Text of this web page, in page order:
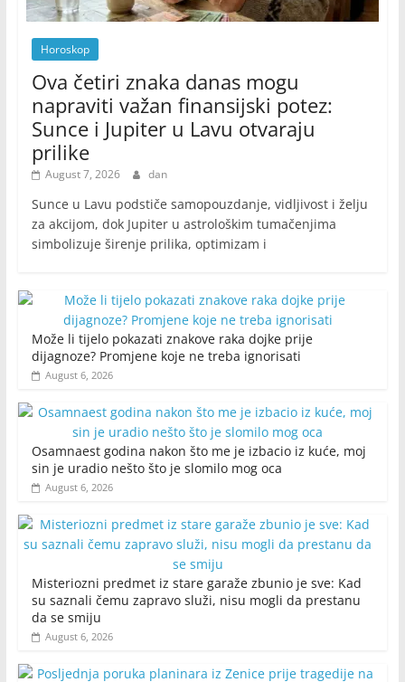
Horoskop
Ova četiri znaka danas mogu
napraviti važan finansijski potez:
Sunce i Jupiter u Lavu otvaraju
prilike
August 7, 2026 dan
Sunce u Lavu podstiče samopouzdanje, vidljivost i želju
za akcijom, dok Jupiter u astrološkim tumačenjima
simbolizuje širenje prilika, optimizam i
Može li tijelo pokazati znakove raka dojke prije
dijagnoze? Promjene koje ne treba ignorisati
August 6, 2026
Osamnaest godina nakon što me je izbacio iz kuće, moj
sin je uradio nešto što je slomilo mog oca
August 6, 2026
Misteriozni predmet iz stare garaže zbunio je sve: Kad
su saznali čemu zapravo služi, nisu mogli da prestanu
da se smiju
August 6, 2026